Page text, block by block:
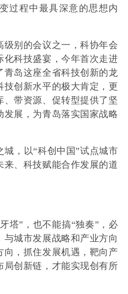
过程中最具深意的思想内
级别的会议之一，科协年会
化科技盛宴，今年首次走进
青岛这座全省科技创新的龙
技创新水平的极大肯定，更
、带资源、促转型提供了坚
发展，为青岛落实国家战略
，以“科创中国”试点城市
来、科技赋能合作发展的道
塔”，也不能搞“独奏”，必
城市发展战略和产业方向
向，抓住发展机遇，靶向产
局创新链，才能实现创有所